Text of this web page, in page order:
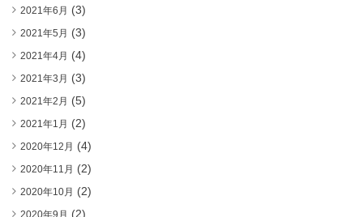
2021年6月 (3)
2021年5月 (3)
2021年4月 (4)
2021年3月 (3)
2021年2月 (5)
2021年1月 (2)
2020年12月 (4)
2020年11月 (2)
2020年10月 (2)
2020年9月 (2)